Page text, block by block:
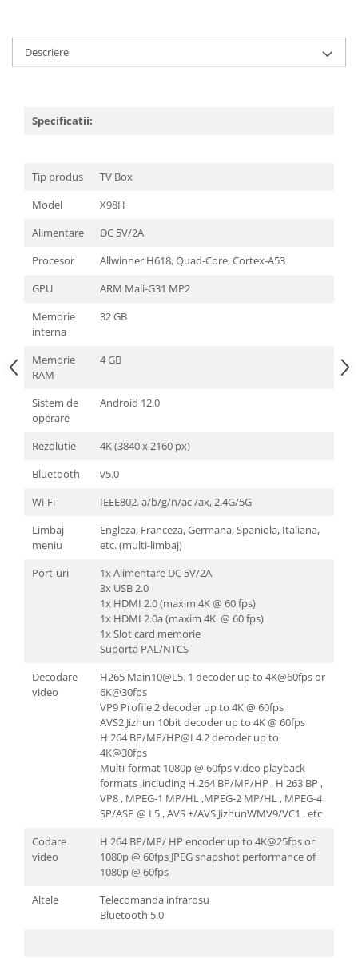
Descriere
Specificatii:
Tip produs
TV Box
Model
X98H
Alimentare
DC 5V/2A
Procesor
Allwinner H618, Quad-Core, Cortex-A53
GPU
ARM Mali-G31 MP2
Memorie
interna
32 GB
Memorie
RAM
4 GB
Sistem de
operare
Android 12.0
Rezolutie
4K (3840 x 2160 px)
Bluetooth
v5.0
Wi-Fi
IEEE802. a/b/g/n/ac /ax, 2.4G/5G
Limbaj
meniu
Engleza, Franceza, Germana, Spaniola, Italiana,
etc. (multi-limbaj)
Port-uri
1x Alimentare DC 5V/2A
3x USB 2.0
1x HDMI 2.0 (maxim 4K @ 60 fps)
1x HDMI 2.0a (maxim 4K @ 60 fps)
1x Slot card memorie
Suporta PAL/NTCS
Decodare
video
H265 Main10@L5. 1 decoder up to 4K@60fps or
6K@30fps
VP9 Profile 2 decoder up to 4K @ 60fps
AVS2 Jizhun 10bit decoder up to 4K @ 60fps
H.264 BP/MP/HP@L4.2 decoder up to
4K@30fps
Multi-format 1080p @ 60fps video playback
formats ,including H.264 BP/MP/HP , H 263 BP ,
VP8 , MPEG-1 MP/HL ,MPEG-2 MP/HL , MPEG-4
SP/ASP @ L5 , AVS +/AVS JizhunWMV9/VC1 , etc
Codare
video
H.264 BP/MP/ HP encoder up to 4K@25fps or
1080p @ 60fps JPEG snapshot performance of
1080p @ 60fps
Altele
Telecomanda infrarosu
Bluetooth 5.0